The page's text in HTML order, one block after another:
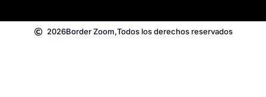
2026Border Zoom,Todos los derechos reservados